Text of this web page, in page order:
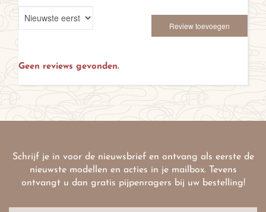
Review toevoegen
Geen reviews gevonden.
Schrijf je in voor de nieuwsbrief en ontvang als eerste de
nieuwste modellen en acties in je mailbox. Tevens
ontvangt u dan gratis pijpenragers bij uw bestelling!